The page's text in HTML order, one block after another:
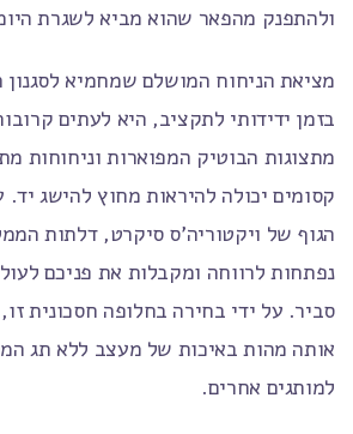
ולהתפנק מהפאר שהוא מביא לשגרת
מציאת הניחוח המושלם שמחמיא לסגנון
בזמן ידידותי לתקציב, היא לעתים
מתצוגות הבוטיק המפוארות וניחוחות
קסומים יכולה להיראות מחוץ להישג
הגוף של ויקטוריה'ס סיקרט, דלתות
נפתחות לרווחה ומקבלות את פניכם
סביר. על ידי בחירה בחלופה חסכונית
אותה מהות באיכות של מעצב ללא תג
למותגים אחרים.